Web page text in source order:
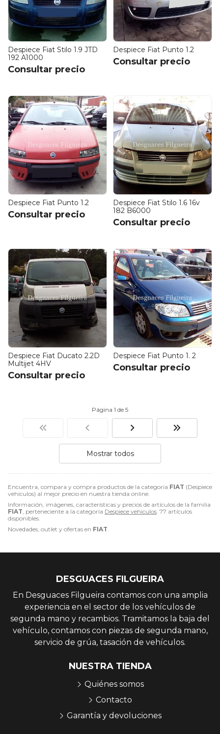
Encuentra, compara y compra productos de la categoría FIAT (Despiece
vehiculos) al mejor precio en nuestra tienda online.
Información, imágenes, características y precios de artículos de la familia
FIAT, perteneciente a la categoría Despiece vehiculos. 77 artículos
disponibles.
Novedades, outlet y ofertas en FIAT.
Despiece Fiat Stilo 1.9 JTD
192 A1000
Consultar precio
Despiece Fiat Punto 1.2
Consultar precio
Despiece Fiat Punto 1.2
Consultar precio
Despiece Fiat Stilo 1.6 16v
182 B6000
Consultar precio
Despiece Fiat Ducato 2.2D
Multijet 4HV
Consultar precio
Despiece Fiat Punto 1. 2
Consultar precio
Página 1 de 5
Mostrar todos
DESGUACES FILGUEIRA
En Desguaces Filgueira contamos con una amplia
experiencia en el sector de los vehículos de
segunda mano y recambios. Tramitamos la baja del
vehículo, contamos con piezas de segunda mano,
servicio de grúa, tasación de vehículos.
NUESTRA TIENDA
Quiénes somos
Contacto
Garantía y devoluciones